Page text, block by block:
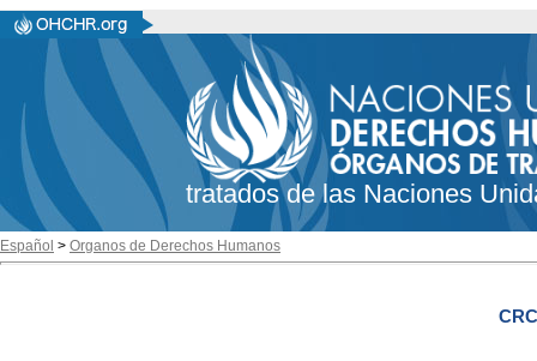
tratados de las Naciones
Español > Organos de Derechos Humanos